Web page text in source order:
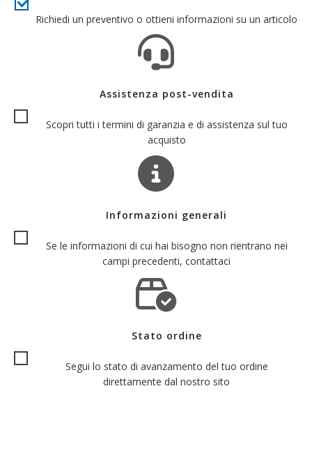
Richiedi un preventivo o ottieni informazioni su un articolo
Assistenza post-vendita
Scopri tutti i termini di garanzia e di assistenza sul tuo
acquisto
Informazioni generali
Se le informazioni di cui hai bisogno non rientrano nei
campi precedenti, contattaci
Stato ordine
Segui lo stato di avanzamento del tuo ordine
direttamente dal nostro sito